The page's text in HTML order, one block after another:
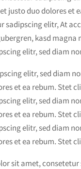
justo duo dolores et
sadipscing elitr, At
kasd
elitr, sed diam
elitr, sed diam
et ea rebum. Stet
elitr, sed diam
et ea rebum. Stet
elitr, sed diam
et ea rebum. Stet
sit amet,